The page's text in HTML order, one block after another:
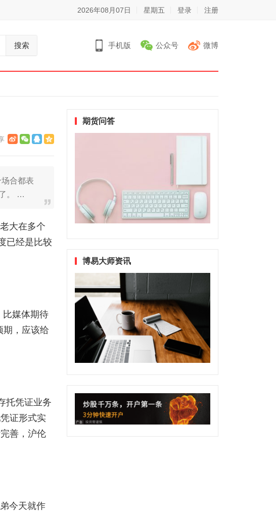
2026年08月07日 星期五 登录 注册
搜索 手机版 公众号 微博
合都表
。 …
大在多个
已经是比较
比媒体期待
期，应该给
托凭证业务
证形式实
善，沪伦
今天就作
期货问答
博易大师资讯